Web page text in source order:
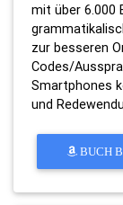
mit über 6.000
zur besseren
Codes/
Smartphones
und
BUCH